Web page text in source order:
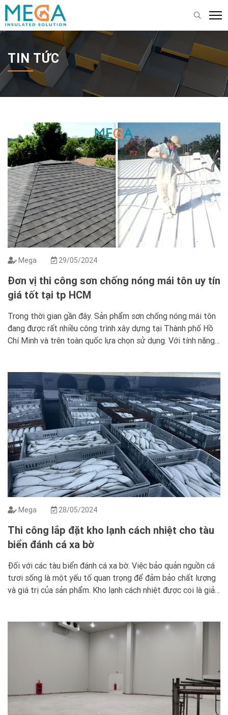
TIN TỨC
Mega 29/05/2024
Đơn vị thi công sơn chống nóng mái tôn uy tín
giá tốt tại tp HCM
Trong thời gian gần đây. Sản phẩm sơn chống nóng mái tôn
đang được rất nhiều công trình xây dựng tại Thành phố Hồ
Chí Minh và trên toàn quốc lựa chọn sử dụng. Với tính năng
Mega 28/05/2024
Thi công lắp đặt kho lạnh cách nhiệt cho tàu
biển đánh cá xa bờ
Đối với các tàu biển đánh cá xa bờ. Việc bảo quản nguồn cá
tươi sống là một yếu tố quan trọng để đảm bảo chất lượng
và giá trị của sản phẩm. Kho lạnh cách nhiệt được coi là giải